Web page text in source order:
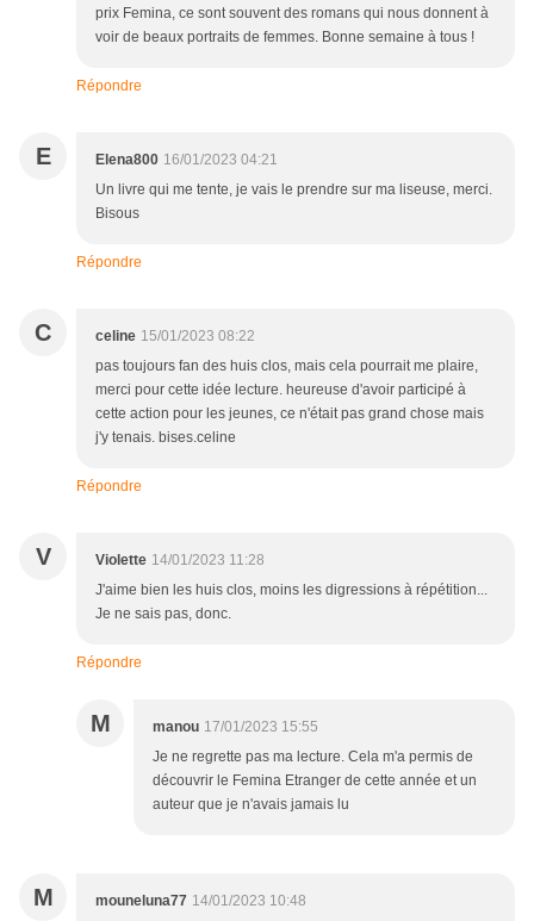
prix Femina, ce sont souvent des romans qui nous donnent à
voir de beaux portraits de femmes. Bonne semaine à tous !
Répondre
E Elena800 16/01/2023 04:21
Un livre qui me tente, je vais le prendre sur ma liseuse, merci.
Bisous
Répondre
C celine 15/01/2023 08:22
pas toujours fan des huis clos, mais cela pourrait me plaire,
merci pour cette idée lecture. heureuse d'avoir participé à
cette action pour les jeunes, ce n'était pas grand chose mais
j'y tenais. bises.celine
Répondre
V Violette 14/01/2023 11:28
J'aime bien les huis clos, moins les digressions à répétition...
Je ne sais pas, donc.
Répondre
M manou 17/01/2023 15:55
Je ne regrette pas ma lecture. Cela m'a permis de
découvrir le Femina Etranger de cette année et un
auteur que je n'avais jamais lu
M mouneluna77 14/01/2023 10:48